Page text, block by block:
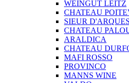
WEINGUT LEITZ
CHATEAU
SIEUR D'ARQUES
CHATEAU
ARALDICA
CHATEAU
MAFI ROSSO
PROVINCO
MANNS WINE